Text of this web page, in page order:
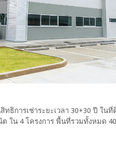
ทธิการเช่าระยะเวลา 30+30 ปี ใน
ใน 4 โครงการ พื้นที่รวมทั้งหมด